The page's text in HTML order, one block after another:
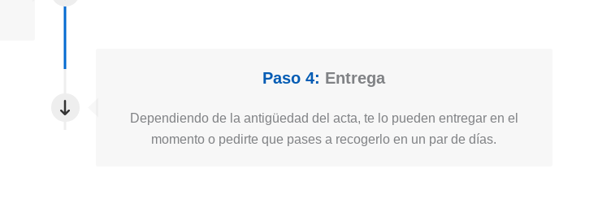
Paso 4: Entrega
Dependiendo de la antigüedad del acta, te lo pueden entregar en el
momento o pedirte que pases a recogerlo en un par de días.